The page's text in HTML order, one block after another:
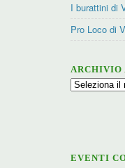
I burattini di
Pro Loco di
ARCHIVIO
Archivio
EVENTI